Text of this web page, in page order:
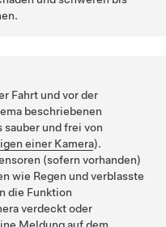
Fahrt und vor der
beschriebenen
sauber und frei von
einer Kamera).
(sofern vorhanden)
wie Regen und verblasste
die Funktion
verdeckt oder